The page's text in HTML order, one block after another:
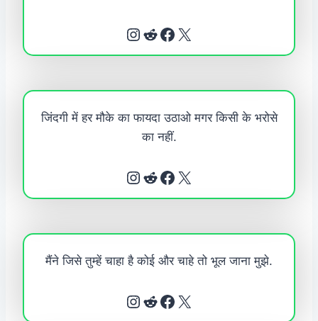
Instagram Reddit Facebook X
जिंदगी में हर मौके का फायदा उठाओ मगर किसी के भरोसे
का नहीं.
Instagram Reddit Facebook X
मैंने जिसे तुम्हें चाहा है कोई और चाहे तो भूल जाना मुझे.
Instagram Reddit Facebook X